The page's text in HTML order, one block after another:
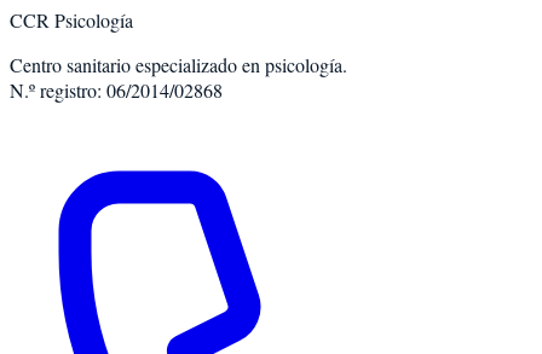
CCR Psicología
Centro sanitario especializado en psicología.
N.º registro: 06/2014/02868